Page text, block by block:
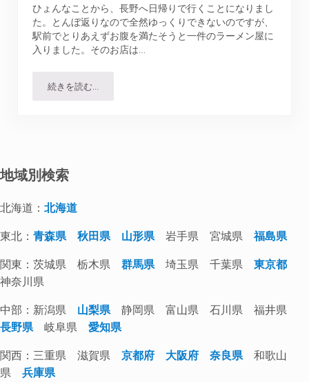
ひょんなことから、長野へ日帰りで行くことになりまし
た。とんぼ返りなので全然ゆっくりできないのですが、
駅前でとりあえずお腹を満たそうと一件のラーメン屋に
入りました。そのお店は…
続きを読む…麺屋蕪村｜クリーミーな鶏白湯を武器に長野県内で勢力拡
地域別検索
北海道：北海道
東北：青森県 秋田県 山形県岩手県 宮城県福島県
関東：茨城県 栃木県群馬県埼玉県 千葉県東京都
神奈川県
中部：新潟県 山梨県静岡県 富山県 石川県 福井県
長野県岐阜県愛知県
関西：三重県 滋賀県京都府 大阪府 奈良県和歌山
県兵庫県